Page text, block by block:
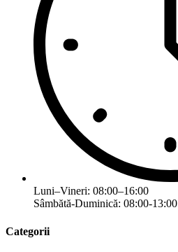
Luni–Vineri: 08:00–16:00
Sâmbătă-Duminică: 08:00-13:00
Categorii